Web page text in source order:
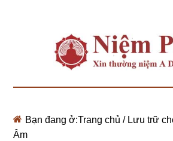
Bạn đang ở:Trang chủ /Lưu trữ
Âm